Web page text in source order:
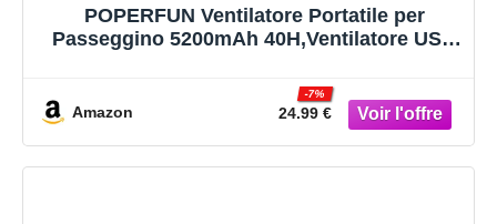
POPERFUN Ventilatore Portatile per
Passeggino 5200mAh 40H,Ventilatore USB
Ricaricabile con Treppiede Flessibile per
Passeggino, Culle, Sedute, Viaggio (Nero)
Amazon 24.99 €
-7%